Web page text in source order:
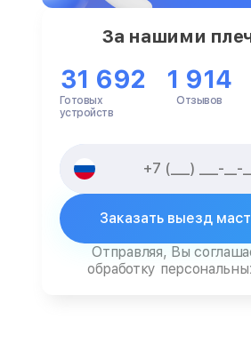
За нашими
31 692
Готовых
устройств
1 914
Отзывов
Заказать выезд
Отправляя, Вы
обработку